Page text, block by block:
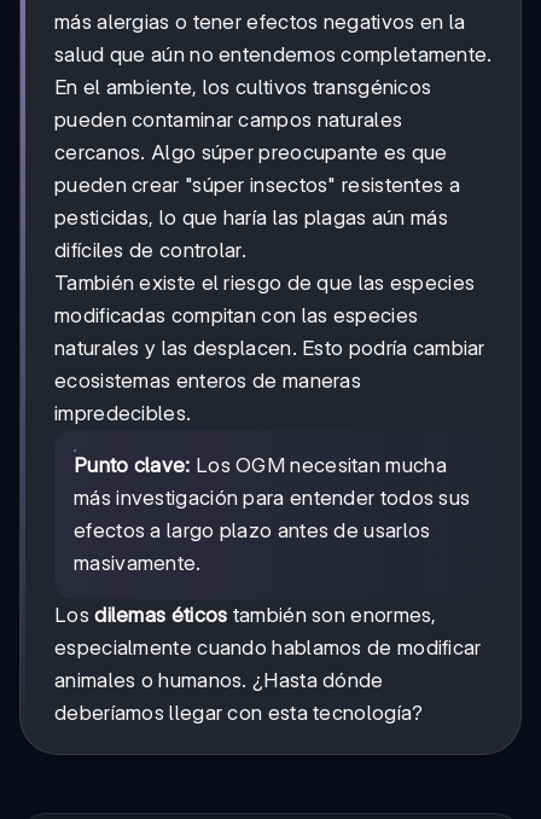
más alergias o tener efectos negativos en la
salud que aún no entendemos completamente.
En el ambiente, los cultivos transgénicos
pueden contaminar campos naturales
cercanos. Algo súper preocupante es que
pueden crear "súper insectos" resistentes a
pesticidas, lo que haría las plagas aún más
difíciles de controlar.
También existe el riesgo de que las especies
modificadas compitan con las especies
naturales y las desplacen. Esto podría cambiar
ecosistemas enteros de maneras
impredecibles.
Punto clave: Los OGM necesitan mucha
más investigación para entender todos sus
efectos a largo plazo antes de usarlos
masivamente.
Losdilemas éticos también son enormes,
especialmente cuando hablamos de modificar
animales o humanos. ¿Hasta dónde
deberíamos llegar con esta tecnología?